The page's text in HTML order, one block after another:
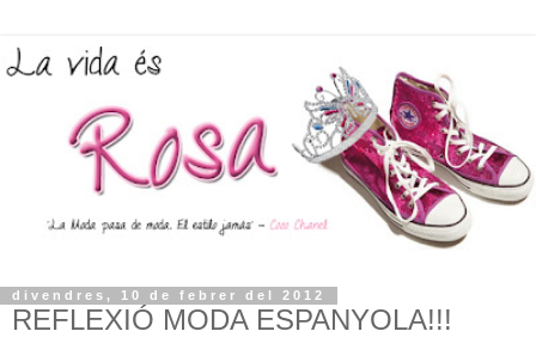
divendres, 10 de febrer del 2012
REFLEXIÓ MODA ESPANYOLA!!!